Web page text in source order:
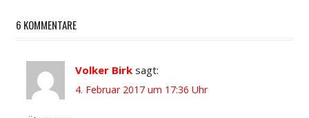
6 KOMMENTARE
Volker Birk sagt:
4. Februar 2017 um 17:36 Uhr